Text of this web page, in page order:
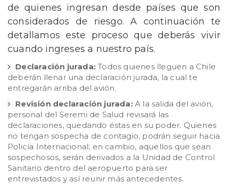
de quienes ingresan desde países que son
considerados de riesgo. A continuación te
detallamos este proceso que deberás vivir
cuando ingreses a nuestro país.
Declaración jurada:Todos quienes lleguen a Chile
deberán llenar una declaración jurada, la cual te
entregarán arriba del avión.
Revisión declaración jurada:A la salida del avión,
personal del Seremi de Salud revisará las
declaraciones, quedando éstas en su poder. Quienes
no tengan sospecha de contagio, podrán seguir hacia
Policía Internacional; en cambio, aquellos que sean
sospechosos, serán derivados a la Unidad de Control
Sanitario dentro del aeropuerto para ser
entrevistados y así reunir más antecedentes.